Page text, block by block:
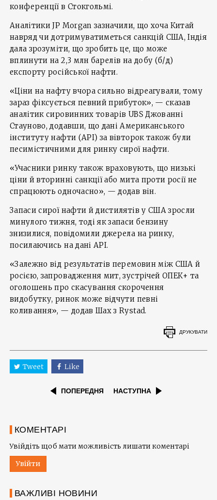
конференції в Стокгольмі.
Аналітики JP Morgan зазначили, що хоча Китай
навряд чи дотримуватиметься санкцій США, Індія
дала зрозуміти, що зробить це, що може
вплинути на 2,3 млн барелів на добу (б/д)
експорту російської нафти.
«Ціни на нафту вчора сильно відреагували, тому
зараз фіксується певний прибуток», — сказав
аналітик сировинних товарів UBS Джованні
Стауново, додавши, що дані Американського
інституту нафти (API) за вівторок також були
песимістичними для ринку сирої нафти.
«Учасники ринку також враховують, що низькі
ціни й вторинні санкції або мита проти росії не
спрацюють одночасно», — додав він.
Запаси сирої нафти й дистилятів у США зросли
минулого тижня, тоді як запаси бензину
знизилися, повідомили джерела на ринку,
посилаючись на дані API.
«Залежно від результатів перемовин між США й
росією, запровадження мит, зустрічей ОПЕК+ та
оголошень про скасування скорочення
видобутку, ринок може відчути певні
коливання», — додав Шах з Rystad.
ДРУКУВАТИ
Tweet Like
ПОПЕРЕДНЯ НАСТУПНА
КОМЕНТАРІ
Увійдіть щоб мати можливість лишати коментарі
Увійти
ВАЖЛИВІ НОВИНИ